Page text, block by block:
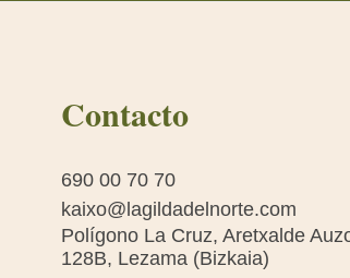
Contacto
690 00 70 70
kaixo@lagildadelnorte.com
Polígono La Cruz, Aretxalde
128B, Lezama (Bizkaia)